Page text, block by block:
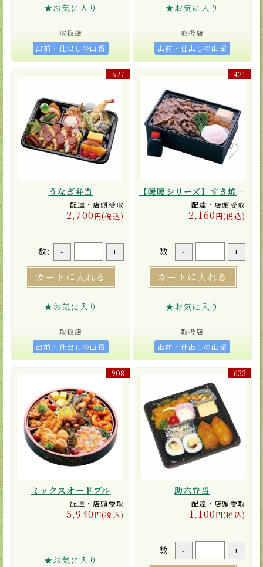
★お気に入り
取扱店
出前・仕出しの山留
★お気に入り
取扱店
出前・仕出しの山留
627
うなぎ弁当
配達・店頭受取
2,700円(税込)
数: - +
カートに入れる
★お気に入り
取扱店
出前・仕出しの山留
421
【暖暖シリーズ】すき焼き重【ひもを引けば10分間でポカポカ！】
配達・店頭受取
2,160円(税込)
数: - +
カートに入れる
★お気に入り
取扱店
出前・仕出しの山留
908
ミックスオードブル
配達・店頭受取
5,940円(税込)
★お気に入り
633
助六弁当
配達・店頭受取
1,100円(税込)
数: - +